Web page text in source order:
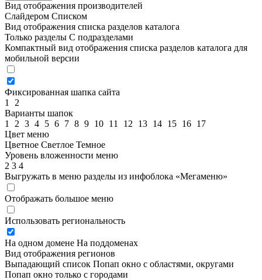
Вид отображения производителей
Слайдером Списком
Вид отображения списка разделов каталога
Только разделы С подразделами
Компактный вид отображения списка разделов каталога для
мобильной версии
Фиксированная шапка сайта
1
2
Варианты шапок
1
2 3 4 5 6 7 8 9 10 11 12 13 14 15 16 17
Цвет меню
Цветное Светлое Темное
Уровень вложенности меню
2 3 4
Выгружать в меню разделы из инфоблока «Мегаменю»
Отображать большое меню
Использовать региональность
На одном домене На поддоменах
Вид отображения регионов
Выпадающий список Попап окно c областями, округами
Попап окно только с городами